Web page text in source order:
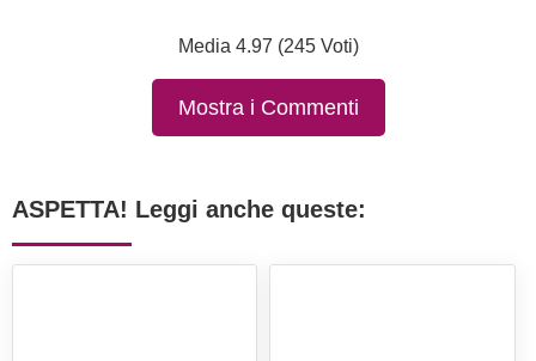
Media 4.97 (245 Voti)
Mostra i Commenti
ASPETTA! Leggi anche queste: